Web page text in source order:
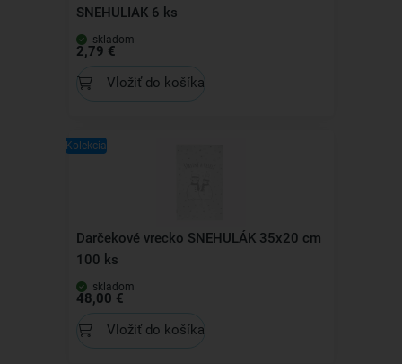
SNEHULIAK 6 ks
skladom
2,79 €
Vložiť do košíka
Kolekcia
Darčekové vrecko SNEHULÁK 35x20 cm
100 ks
skladom
48,00 €
Vložiť do košíka